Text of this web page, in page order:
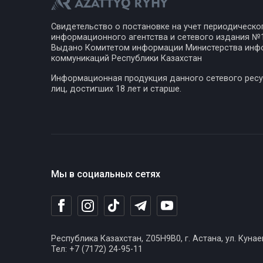
Свидетельство о постановке на учет
информационного агентства и сетевого издания
Выдано Комитетом информации Министерства
коммуникаций Республики Казахстан
Информационная продукция данного сетевого
лиц, достигших 18 лет и старше.
Мы в социальных сетях
Республика Казахстан, Z05H9B0, г. Астана, ул.
Тел: +7 (7172) 24-95-11